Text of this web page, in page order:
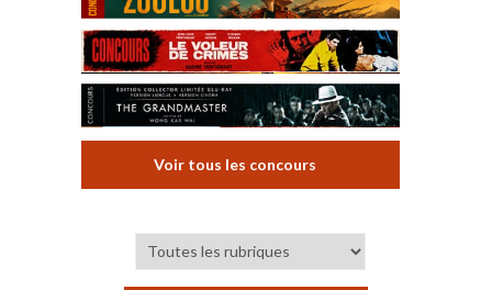
Voir tous les concours